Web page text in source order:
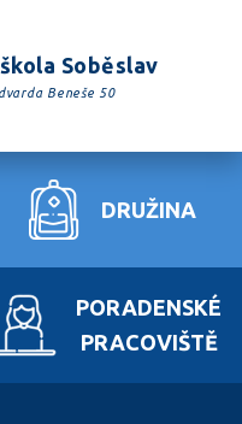
Soběslav
Beneše 50
DRUŽINA
PORADENSKÉ
PRACOVIŠTĚ